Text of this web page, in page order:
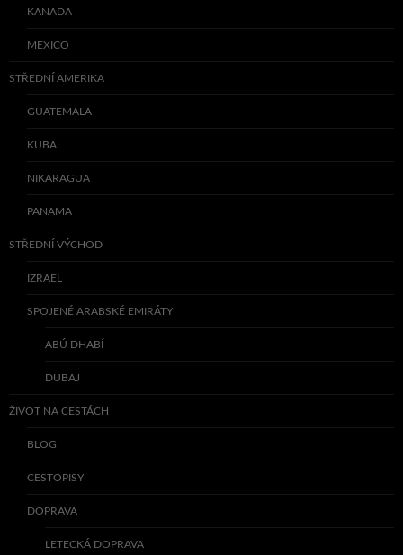
KANADA
MEXICO
STŘEDNÍ AMERIKA
GUATEMALA
KUBA
NIKARAGUA
PANAMA
STŘEDNÍ VÝCHOD
IZRAEL
SPOJENÉ ARABSKÉ EMIRÁTY
ABÚ DHABÍ
DUBAJ
ŽIVOT NA CESTÁCH
BLOG
CESTOPISY
DOPRAVA
LETECKÁ DOPRAVA